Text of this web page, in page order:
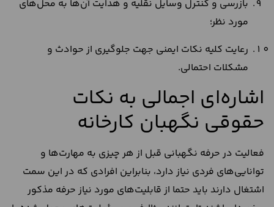
بازرسی و کنترل وسایل نقلیه و هدایت آن‌ها به محل‌های
مورد نظر؛
رعایت کلیه نکات ایمنی جهت جلوگیری از حوادث و
مشکلات احتمالی.
اشاره‌ای اجمالی به نکات
حقوقی نگهبان کارخانه
فعالیت در حرفه نگهبانی قبل از هر چیزی به مهارت‌ها و
توانایی‌های فردی نیاز دارد، بنابراین افرادی که در این سمت
اشتغال دارند باید حتما از قابلیت‌های مورد نیاز حرفه مذکور